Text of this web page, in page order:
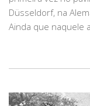
Düsseldorf, na
Ainda que naquele